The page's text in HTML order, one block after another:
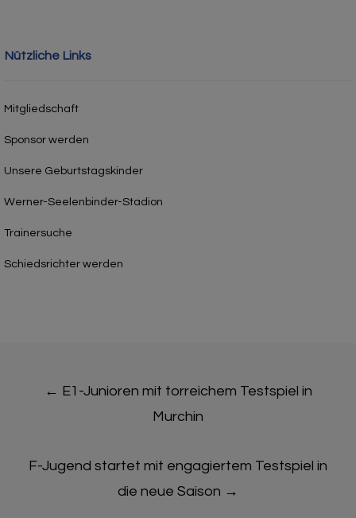
Nützliche Links
Mitgliedschaft
Sponsor werden
Unsere Geburtstagskinder
Werner-Seelenbinder-Stadion
Trainersuche
Schiedsrichter werden
Post
← E1-Junioren mit torreichem Testspiel in
Murchin
F-Jugend startet mit engagiertem Testspiel in
die neue Saison →